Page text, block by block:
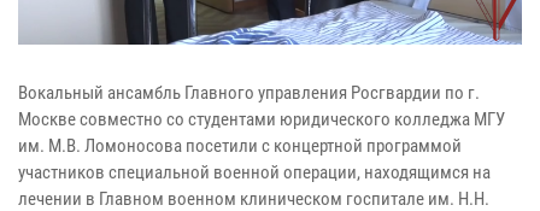
Вокальный ансамбль Главного управления Росгвардии по г.
Москве совместно со студентами юридического колледжа МГУ
им. М.В. Ломоносова посетили с концертной программой
участников специальной военной операции, находящимся на
лечении в Главном военном клиническом госпитале им. Н.Н.